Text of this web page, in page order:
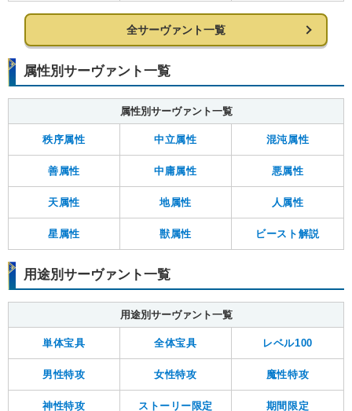
全サーヴァント一覧
属性別サーヴァント一覧
属性別サーヴァント一覧
秩序属性 中立属性 混沌属性
善属性 中庸属性 悪属性
天属性 地属性 人属性
星属性 獣属性 ビースト解説
用途別サーヴァント一覧
用途別サーヴァント一覧
単体宝具 全体宝具 レベル100
男性特攻 女性特攻 魔性特攻
神性特攻 ストーリー限定 期間限定